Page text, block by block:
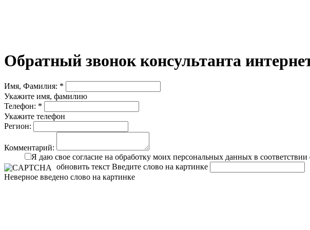
Обратный звонок консультанта
Имя, Фамилия: *
Укажите имя, фамилию
Телефон: *
Укажите телефон
Регион:
Комментарий:
Я даю свое согласие на обработку моих персональных данных в соответствии
обновить текст Введите слово на картинке
Неверное введено слово на картинке